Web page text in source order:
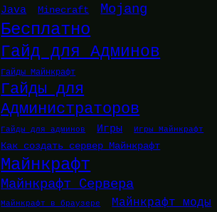
Java Minecraft Mojang
Бесплатно
Гайд для Админов
Гайды Майнкрафт
Гайды для
Администраторов
Гайды для админов Игры Игры Майнкрафт
Как создать сервер Майнкрафт
Майнкрафт
Майнкрафт Сервера
Майнкрафт в браузере Майнкрафт моды